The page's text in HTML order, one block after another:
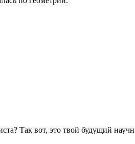
Так вот, это твой будущий